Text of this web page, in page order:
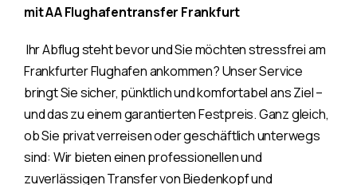
mit AA Flughafentransfer Frankfurt
Ihr Abflug steht bevor und Sie möchten stressfrei am
Frankfurter Flughafen ankommen? Unser Service
bringt Sie sicher, pünktlich und komfortabel ans Ziel –
und das zu einem garantierten Festpreis. Ganz gleich,
ob Sie privat verreisen oder geschäftlich unterwegs
sind: Wir bieten einen professionellen und
zuverlässigen Transfer von Biedenkopf und